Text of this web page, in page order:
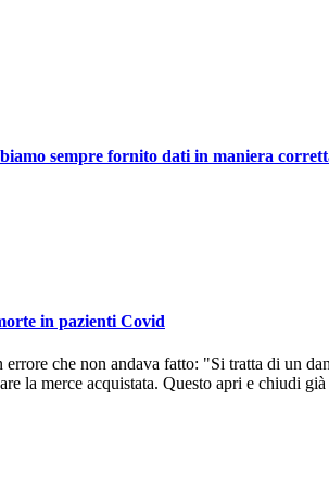
sempre fornito dati in maniera
in pazienti Covid
errore che non andava fatto: "Si tratta di un
la merce acquistata. Questo apri e chiudi